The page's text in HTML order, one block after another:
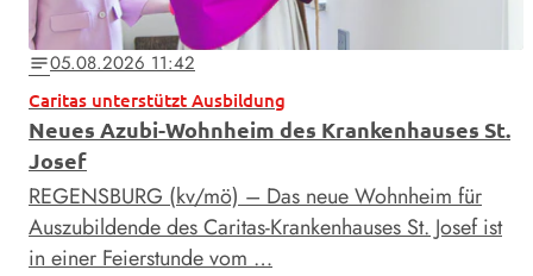
notes05.08.2026 11:42
Caritas unterstützt Ausbildung
Neues Azubi-Wohnheim des Krankenhauses St.
Josef
REGENSBURG (kv/mö) – Das neue Wohnheim für
Auszubildende des Caritas-Krankenhauses St. Josef ist
in einer Feierstunde vom …